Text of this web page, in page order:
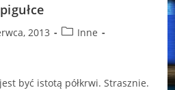
2013
PostInne
istotą półkrwi. Strasznie.